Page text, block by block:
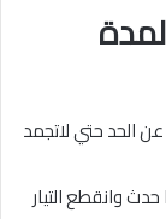
الحد حتي لاتجمد
وانقطع التيار